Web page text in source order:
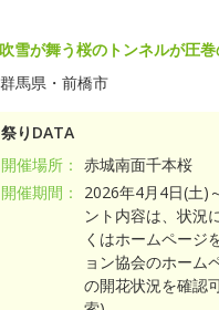
雪が舞う桜のトンネルが圧巻
群馬県・前橋市
祭りDATA
開催場所： 赤城南面千本桜
開催期間：
2026年4月4日(土)
ント内容は、状況
くはホームページ
ョン協会のホーム
の開花状況を確認